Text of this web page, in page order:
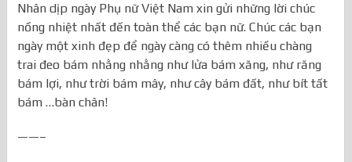
Nhân dịp ngày Phụ nữ Việt Nam xin gửi những lời chúc
nồng nhiệt nhất đến toàn thể các bạn nữ. Chúc các bạn
ngày một xinh đẹp để ngày càng có thêm nhiều chàng
trai đeo bám nhằng nhằng như lửa bám xăng, như răng
bám lợi, như trời bám mây, như cây bám đất, như bít tất
bám …bàn chân!
——–